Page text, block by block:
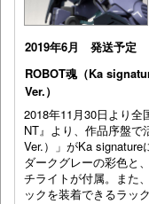
2019年6月 発送予定
ROBOT魂（Ka
Ver.）
2018年11月30日より全
NT』より、作品序盤で
Ver.）」がKa signature
ダークグレーの彩色と
チライトが付属。また
ックを装着できるラッ